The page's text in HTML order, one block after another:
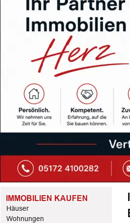
IMMOBILIEN KAUFEN
Häuser
Wohnungen